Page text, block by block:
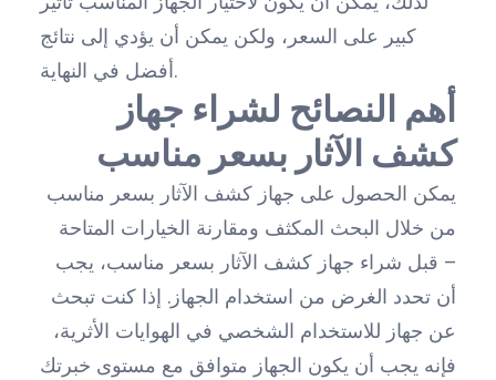
كبير على السعر، ولكن يمكن أن يؤدي إلى نتائج
أفضل في النهاية.
أهم النصائح لشراء جهاز
كشف الآثار بسعر مناسب
يمكن الحصول على جهاز كشف الآثار بسعر مناسب
من خلال البحث المكثف ومقارنة الخيارات المتاحة
– قبل شراء جهاز كشف الآثار بسعر مناسب، يجب
أن تحدد الغرض من استخدام الجهاز. إذا كنت تبحث
عن جهاز للاستخدام الشخصي في الهوايات الأثرية،
فإنه يجب أن يكون الجهاز متوافق مع مستوى خبرتك